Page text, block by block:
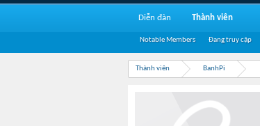
Thành viên BanhPi
Diễn đàn Thành viên
Notable Members Đang truy cập